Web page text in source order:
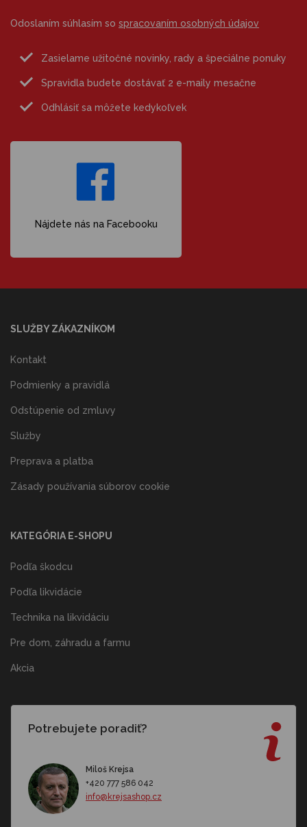
Odoslaním súhlasím so spracovaním osobných údajov
Zasielame užitočné novinky, rady a špeciálne ponuky
Spravidla budete dostávať 2 e-maily mesačne
Odhlásiť sa môžete kedykoľvek
Nájdete nás na Facebooku
SLUŽBY ZÁKAZNÍKOM
Kontakt
Podmienky a pravidlá
Odstúpenie od zmluvy
Služby
Preprava a platba
Zásady používania súborov cookie
KATEGÓRIA E-SHOPU
Podľa škodcu
Podľa likvidácie
Technika na likvidáciu
Pre dom, záhradu a farmu
Akcia
Potrebujete poradiť?
Miloš Krejsa
+420 777 586 042
info@krejsashop.cz